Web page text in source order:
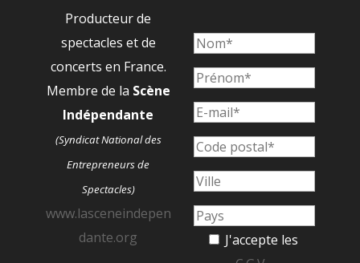
Producteur de
spectacles et de
concerts en France.
Membre de la Scène
Indépendante
(Syndicat National des
Entrepreneurs de
Spectacles)
www.lasceneindepen
dante.org
J'accepte les